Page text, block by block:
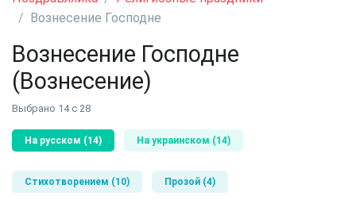
Вознесение Господне
Вознесение Господне
(Вознесение)
Выбрано 14 с 28
На русском (14) На украинском (14)
Стихотворением (10) Прозой (4)